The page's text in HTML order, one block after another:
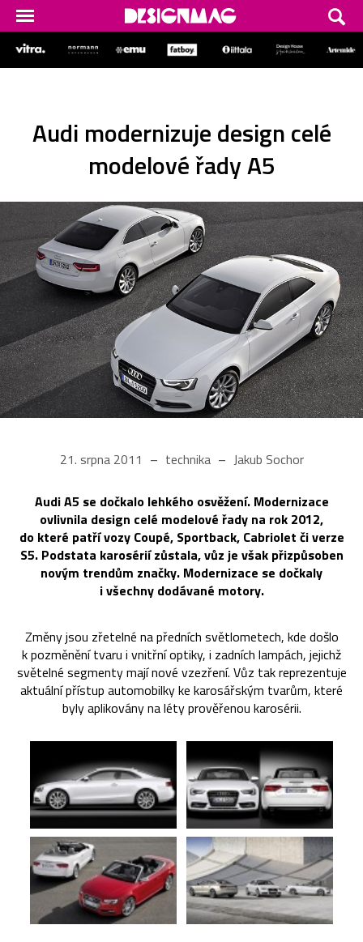
Audi modernizuje design celé
modelové řady A5
21. srpna 2011 technika Jakub Sochor
Audi A5 se dočkalo lehkého osvěžení. Modernizace
ovlivnila design celé modelové řady na rok 2012,
do které patří vozy Coupé, Sportback, Cabriolet či verze
S5. Podstata karosérií zůstala, vůz je však přizpůsoben
novým trendům značky. Modernizace se dočkaly
i všechny dodávané motory.
Změny jsou zřetelné na předních světlometech, kde došlo
k pozměnění tvaru i vnitřní optiky, i zadních lampách, jejichž
světelné segmenty mají nové vzezření. Vůz tak reprezentuje
aktuální přístup automobilky ke karosářským tvarům, které
byly aplikovány na léty prověřenou karosérii.